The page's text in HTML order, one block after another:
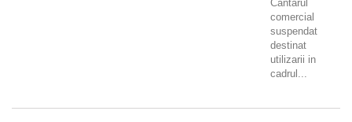
Cantarul
comercial
suspendat
destinat
utilizarii in
cadrul...